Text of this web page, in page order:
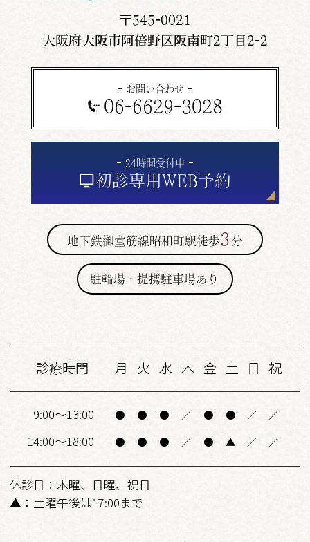
〒545-0021
大阪府大阪市阿倍野区阪南町2丁目2-2
お問い合わせ
06-6629-3028
24時間受付中
初診専用WEB予約
地下鉄御堂筋線昭和町駅徒歩3分
駐輪場・提携駐車場あり
診療時間 月 火 水 木 金 土 日 祝
9:00～13:00 ● ● ● ／ ● ● ／ ／
14:00～18:00 ● ● ● ／ ● ▲ ／ ／
休診日：木曜、日曜、祝日
▲：土曜午後は17:00まで